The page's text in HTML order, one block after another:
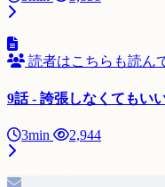
読者はこちらも読ん
9話 - 誇張しなくてもい
3min 2,944